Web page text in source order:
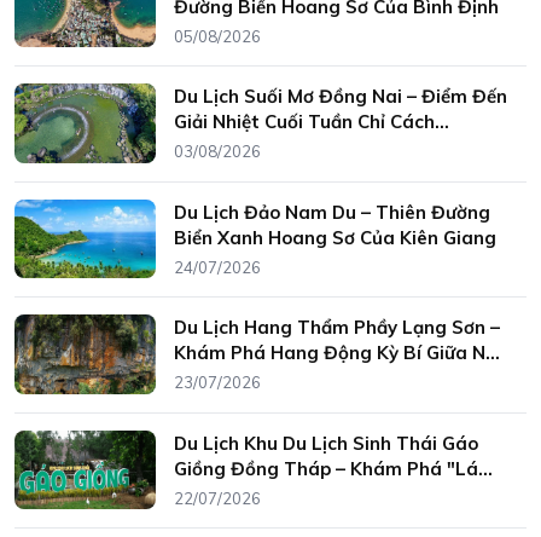
Đường Biển Hoang Sơ Của Bình Định
05/08/2026
Du Lịch Suối Mơ Đồng Nai – Điểm Đến
Giải Nhiệt Cuối Tuần Chỉ Cách
TP.HCM Hơn 2 Giờ Di Chuyển
03/08/2026
Du Lịch Đảo Nam Du – Thiên Đường
Biển Xanh Hoang Sơ Của Kiên Giang
24/07/2026
Du Lịch Hang Thẩm Phầy Lạng Sơn –
Khám Phá Hang Động Kỳ Bí Giữa Núi
Rừng Đông Bắc
23/07/2026
Du Lịch Khu Du Lịch Sinh Thái Gáo
Giồng Đồng Tháp – Khám Phá "Lá
Phổi Xanh" Của Đồng Bằng Sông Cửu
22/07/2026